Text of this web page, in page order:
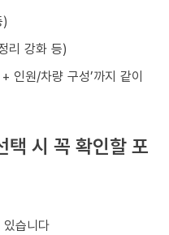
리 강화 등)
인원/차량 구성’까지 같이
택 시 꼭 확인할 포
습니다